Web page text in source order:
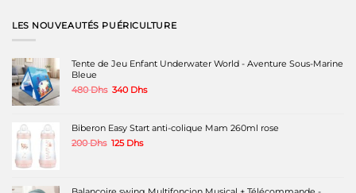
variations.
être
sur
produit
être
du
être
LES NOUVEAUTÉS PUÉRICULTURE
Tente de Jeu Enfant Underwater World - Aventure Sous-Marine
Bleue
480Dhs Le
était :
480 Dhs.
340 DhsLe
340 Dhs.
Biberon Easy Start anti-colique Mam 260ml rose
200Dhs Le
200 Dhs.
125 DhsLe
125 Dhs.